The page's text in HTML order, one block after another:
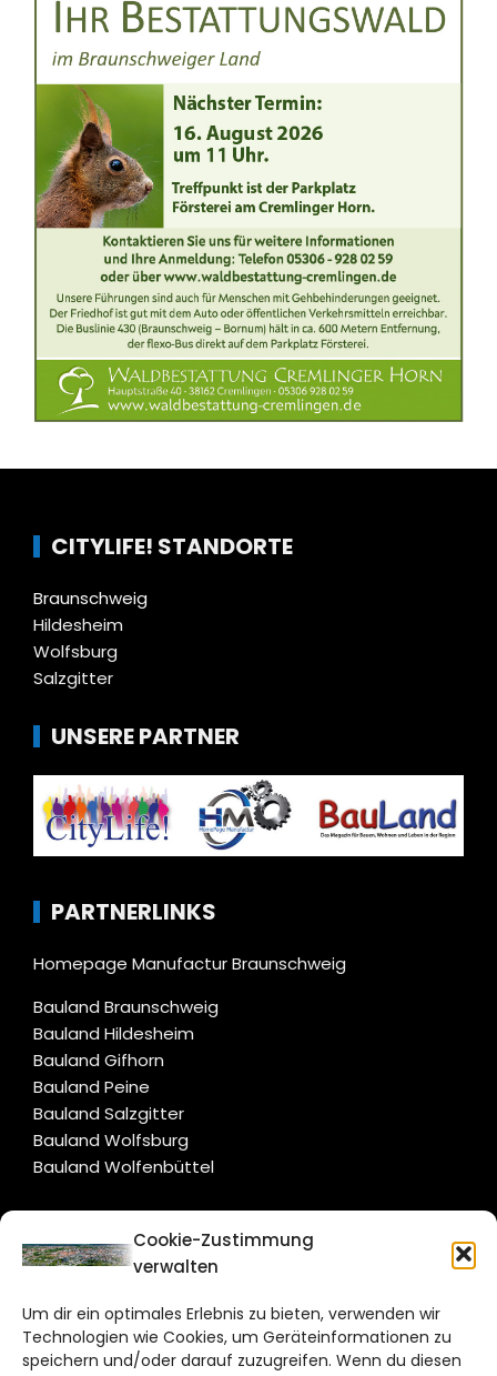
Cookie-Zustimmung
verwalten
Um dir ein optimales Erlebnis zu bieten, verwenden wir
Technologien wie Cookies, um Geräteinformationen zu
speichern und/oder darauf zuzugreifen. Wenn du diesen
CITYLIFE! STANDORTE
Braunschweig
Hildesheim
Wolfsburg
Salzgitter
UNSERE PARTNER
PARTNERLINKS
Homepage Manufactur Braunschweig
Bauland Braunschweig
Bauland Hildesheim
Bauland Gifhorn
Bauland Peine
Bauland Salzgitter
Bauland Wolfsburg
Bauland Wolfenbüttel
CITYLIFE!
Bruchtorwall 12
38100 Braunschweig